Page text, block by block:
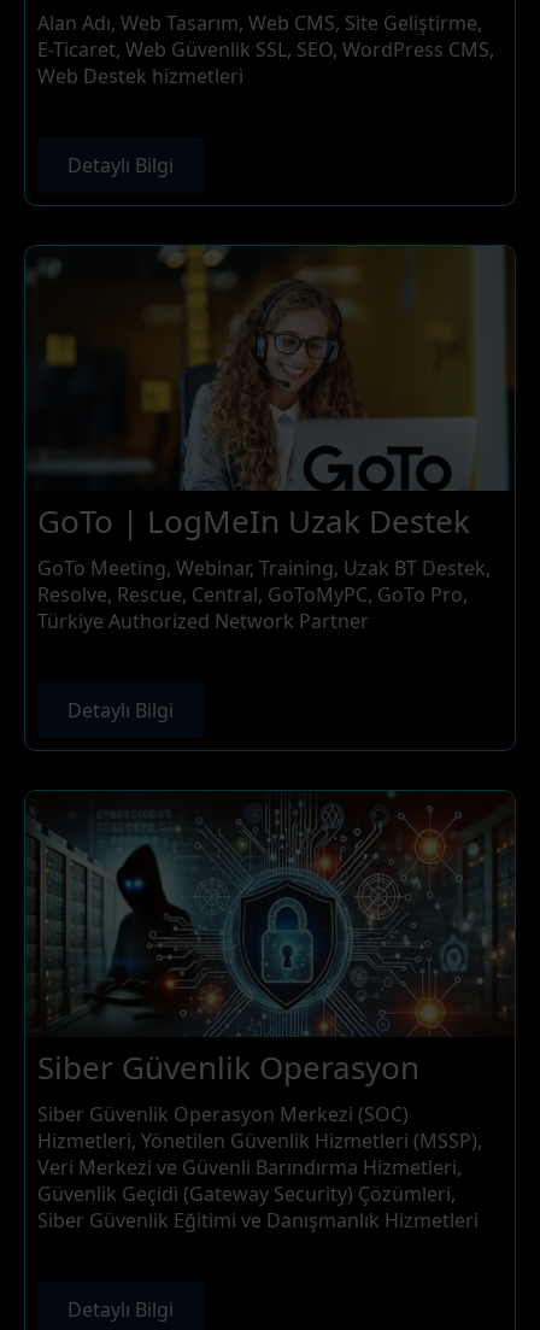
Alan Adı, Web Tasarım, Web CMS, Site Geliştirme,
E-Ticaret, Web Güvenlik SSL, SEO, WordPress CMS,
Web Destek hizmetleri
Detaylı Bilgi
GoTo | LogMeIn Uzak Destek
GoTo Meeting, Webinar, Training, Uzak BT Destek,
Resolve, Rescue, Central, GoToMyPC, GoTo Pro,
Türkiye Authorized Network Partner
Detaylı Bilgi
Siber Güvenlik Operasyon
Siber Güvenlik Operasyon Merkezi (SOC)
Hizmetleri, Yönetilen Güvenlik Hizmetleri (MSSP),
Veri Merkezi ve Güvenli Barındırma Hizmetleri,
Güvenlik Geçidi (Gateway Security) Çözümleri,
Siber Güvenlik Eğitimi ve Danışmanlık Hizmetleri
Detaylı Bilgi